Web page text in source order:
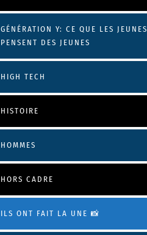
GÉNÉRATION Y: CE QUE LES JEUNES
PENSENT DES JEUNES
HIGH TECH
HISTOIRE
HOMMES
HORS CADRE
ILS ONT FAIT LA UNE 📸